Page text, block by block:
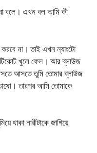
বলে। এখন বল আমি কী
না। তাই এখন ন্যাংটো
খুলে ফেল। আর ব্লাউজ
আসতে তুমি তোমার ব্লাউজ
তারপর আমি তোমাকে
থাকা নারীটাকে জাগিয়ে